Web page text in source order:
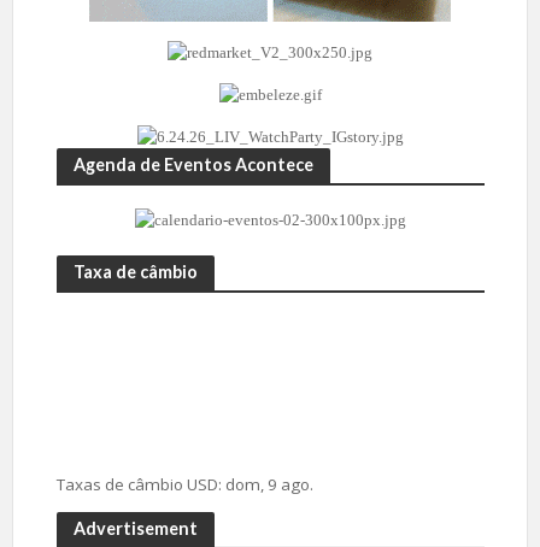
Agenda de Eventos Acontece
Taxa de câmbio
Taxas de câmbio USD: dom, 9 ago.
Advertisement